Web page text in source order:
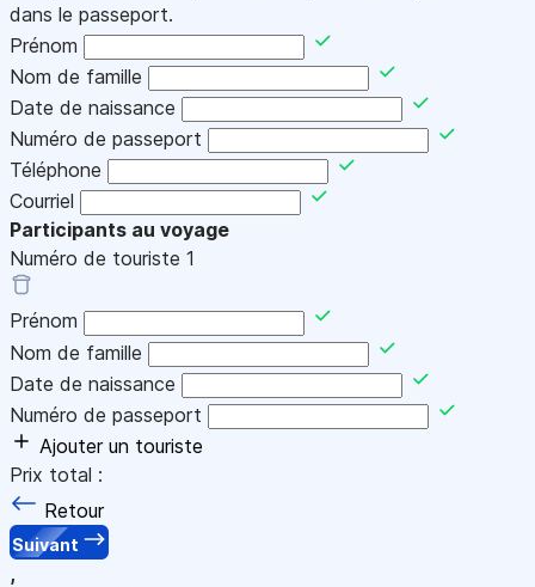
dans le passeport.
Prénom
Nom de famille
Date de naissance
Numéro de passeport
Téléphone
Courriel
Participants au voyage
Numéro de touriste 1
Prénom
Nom de famille
Date de naissance
Numéro de passeport
Ajouter un touriste
Prix total :
Retour
Suivant
,